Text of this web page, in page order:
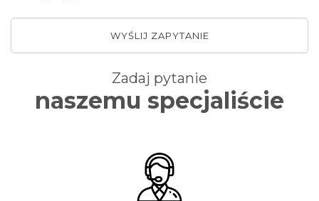
WYŚLIJ ZAPYTANIE
Zadaj pytanie
naszemu specjaliście